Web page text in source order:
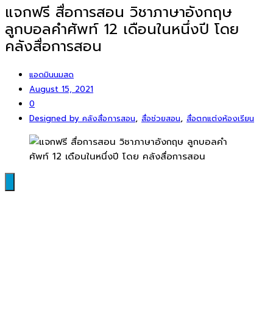
แจกฟรี สื่อการสอน วิชาภาษาอังกฤษ
ลูกบอลคำศัพท์ 12 เดือนในหนึ่งปี โดย
คลังสื่อการสอน
แอดมินนมสด
August 15, 2021
0
Designed by คลังสื่อการสอน, สื่อช่วยสอน, สื่อตกแต่งห้องเรียน